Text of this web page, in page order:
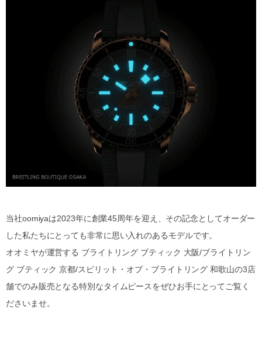
当社oomiyaは2023年に創業45周年を迎え、その記念としてオーダー
した私たちにとっても非常に思い入れのあるモデルです。
オオミヤが運営する ブライトリング ブティック 大阪/ブライトリン
グ ブティック 京都/スピリット・オブ・ブライトリング 和歌山の3店
舗でのみ販売となる特別なタイムピースをぜひお手にとってご覧く
ださいませ。